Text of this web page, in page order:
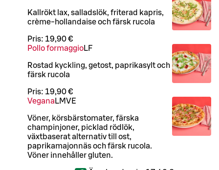
Kallrökt lax, salladslök, friterad kapris,
crème-hollandaise och färsk rucola
Pris: 19,90 €
Pollo formaggioLF
Rostad kyckling, getost, paprikasylt och
färsk rucola
Pris: 19,90 €
Vegana LMVE
Vöner, körsbärstomater, färska
champinjoner, picklad rödlök,
växtbaserat alternativ till ost,
paprikamajonnäs och färsk rucola.
Vöner innehåller gluten.